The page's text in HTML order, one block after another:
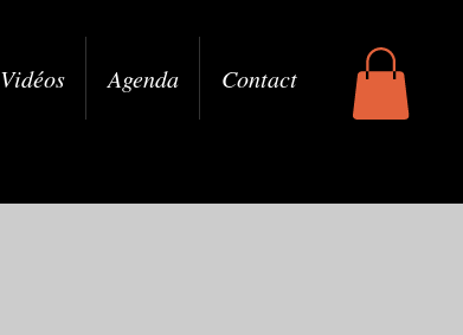
Vidéos Agenda Contact